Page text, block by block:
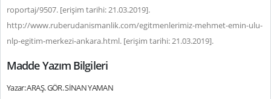
roportaj/9507. [erişim tarihi: 21.03.2019].
http://www.ruberudanismanlik.com/egitmenlerimiz-mehmet-emin-ulu-
nlp-egitim-merkezi-ankara.html. [erişim tarihi: 21.03.2019].
Madde Yazım Bilgileri
Yazar: ARAŞ. GÖR. SİNAN YAMAN